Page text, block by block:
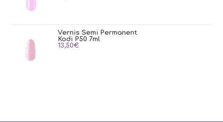
Vernis Semi Permanent
Kodi P50 7ml
13,50€